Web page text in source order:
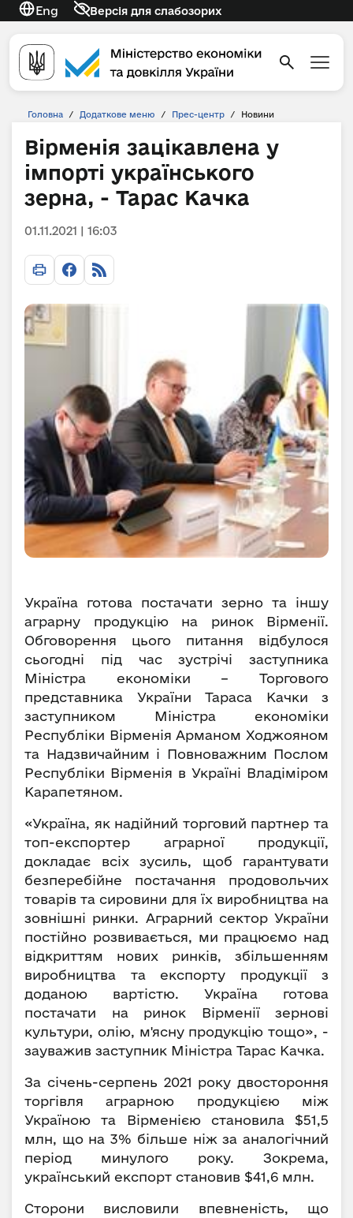
Eng Версія для слабозорих
Головна / Додаткове меню / Прес-центр / Новини
Вірменія зацікавлена у
імпорті українського
зерна, - Тарас Качка
01.11.2021 | 16:03
Україна готова постачати зерно та іншу
аграрну продукцію на ринок Вірменії.
Обговорення цього питання відбулося
сьогодні під час зустрічі заступника
Міністра економіки – Торгового
представника України Тараса Качки з
заступником Міністра економіки
Республіки Вірменія Арманом Ходжояном
та Надзвичайним і Повноважним Послом
Республіки Вірменія в Україні Владіміром
Карапетяном.
«Україна, як надійний торговий партнер та
топ-експортер аграрної продукції,
докладає всіх зусиль, щоб гарантувати
безперебійне постачання продовольчих
товарів та сировини для їх виробництва на
зовнішні ринки. Аграрний сектор України
постійно розвивається, ми працюємо над
відкриттям нових ринків, збільшенням
виробництва та експорту продукції з
доданою вартістю. Україна готова
постачати на ринок Вірменії зернові
культури, олію, м'ясну продукцію тощо», -
зауважив заступник Міністра Тарас Качка.
За січень-серпень 2021 року двостороння
торгівля аграрною продукцією між
Україною та Вірменією становила $51,5
млн, що на 3% більше ніж за аналогічний
період минулого року. Зокрема,
український експорт становив $41,6 млн.
Сторони висловили впевненість, що